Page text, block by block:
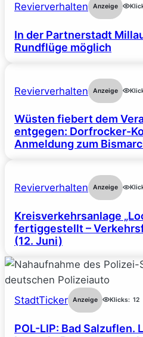
Revierverhalten Anzeige
In der Partnerstadt
Rundflüge möglich
Revierverhalten Anzeige
Wüsten fiebert dem
entgegen: Dorfrocker-
Anmeldung zum
Revierverhalten Anzeige
Kreisverkehrsanlage
fertiggestellt –
(12. Juni)
StadtTicker Anzeige Klicks: 12
POL-LIP: Bad Salzuflen.